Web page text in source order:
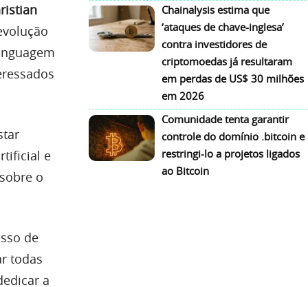
e
o
de
todas
a
Chainalysis estima que
‘ataques de chave-inglesa’
contra investidores de
criptomoedas já resultaram
em perdas de US$ 30 milhões
em 2026
Comunidade tenta garantir
controle do domínio .bitcoin e
restringi-lo a projetos ligados
ao Bitcoin